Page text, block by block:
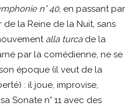
n° 40, en passant par
de la Reine de la Nuit, sans
alla turcade la
par la comédienne, ne se
époque (il veut de la
: il joue, improvise,
Sonate n° 11 avec des